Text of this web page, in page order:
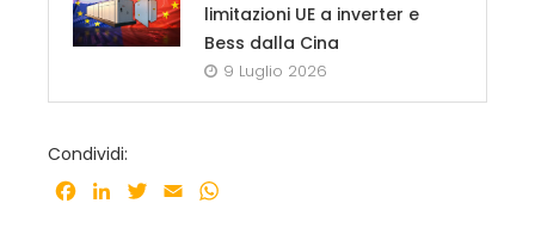
limitazioni UE a inverter e
Bess dalla Cina
9 Luglio 2026
Condividi:
Facebook
LinkedInTwitter
Email